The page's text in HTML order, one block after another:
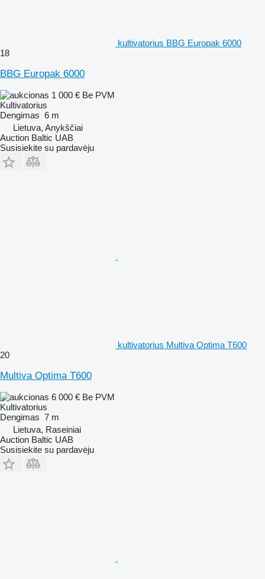
kultivatorius BBG Europak 6000
18
BBG Europak 6000
1 000 € Be PVM
Kultivatorius
Dengimas 6 m
Lietuva, Anykščiai
Auction Baltic UAB
Susisiekite su pardavėju
kultivatorius Multiva Optima T600
20
Multiva Optima T600
6 000 € Be PVM
Kultivatorius
Dengimas 7 m
Lietuva, Raseiniai
Auction Baltic UAB
Susisiekite su pardavėju